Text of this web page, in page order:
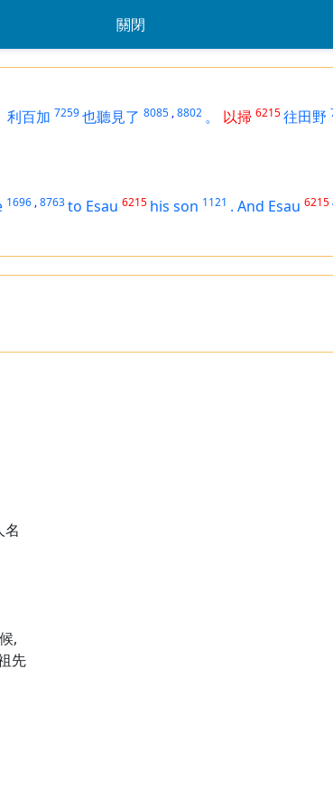
關閉
利百加 7259也聽見了 8085 ,8802 。 以掃 6215往田野
1696 ,8763to Esau 6215 his son 1121 . And Esau 6215
名
,
先